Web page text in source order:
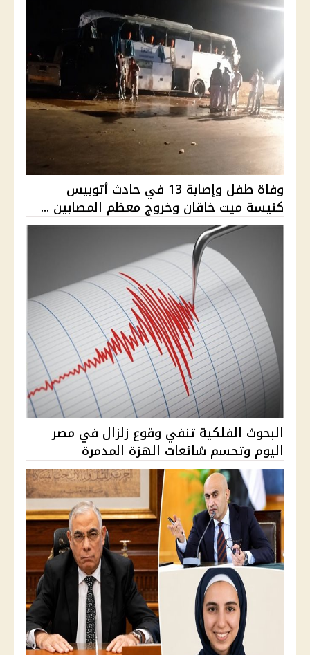
وفاة طفل وإصابة 13 في حادث أتوبيس
كنيسة ميت خاقان وخروج معظم المصابين ...
البحوث الفلكية تنفي وقوع زلزال في مصر
اليوم وتحسم شائعات الهزة المدمرة